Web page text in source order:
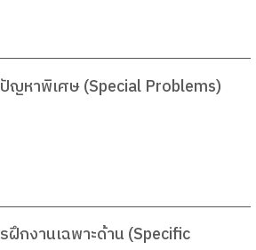
หาพิเศษ (Special Problems)
กงานเฉพาะด้าน (Specific